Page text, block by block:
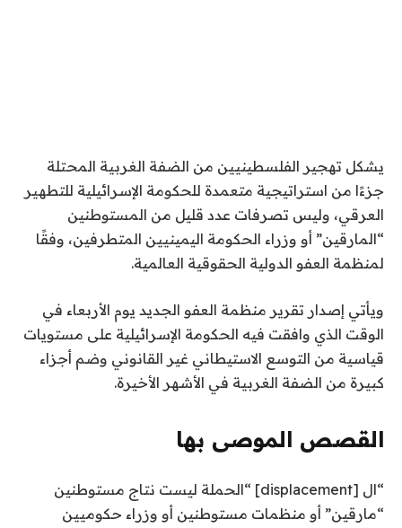
يشكل تهجير الفلسطينيين من الضفة الغربية المحتلة
جزءًا من استراتيجية متعمدة للحكومة الإسرائيلية للتطهير
العرقي، وليس تصرفات عدد قليل من المستوطنين
“المارقين” أو وزراء الحكومة اليمينيين المتطرفين، وفقًا
لمنظمة العفو الدولية الحقوقية العالمية.
ويأتي إصدار تقرير منظمة العفو الجديد يوم الأربعاء في
الوقت الذي وافقت فيه الحكومة الإسرائيلية على مستويات
قياسية من التوسع الاستيطاني غير القانوني وضم أجزاء
كبيرة من الضفة الغربية في الأشهر الأخيرة.
القصص الموصى بها
ق
ا
ن
ه
“ال [displacement] “الحملة ليست نتاج مستوطنين
“مارقين” أو منظمات مستوطنين أو وزراء حكوميين